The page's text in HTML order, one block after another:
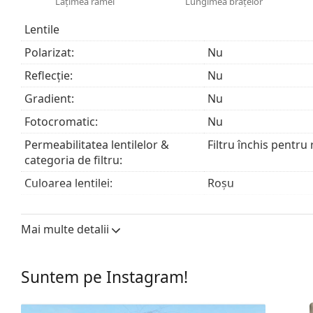
Laveta furnizată este ideală pentru curățarea și
modele să fie livrate cu un săculeț textil în loc de
Explorează întreaga gamă deochelari de soarepentru
Lentile
Polarizat:
Nu
Reflecție:
Nu
Gradient:
Nu
Fotocromatic:
Nu
Permeabilitatea lentilelor &
categoria de filtru:
Filtru închis
Culoarea lentilei:
Roșu
Lățimea lentilei:
Filtru UV 400:
Mai multe detalii
Suntem pe Instagram!